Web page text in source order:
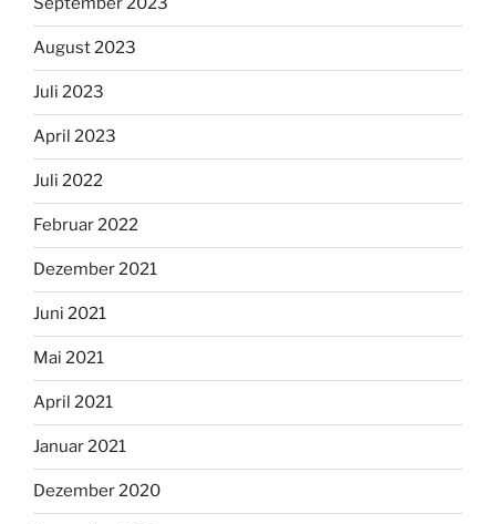
August 2023
Juli 2023
April 2023
Juli 2022
Februar 2022
Dezember 2021
Juni 2021
Mai 2021
April 2021
Januar 2021
Dezember 2020